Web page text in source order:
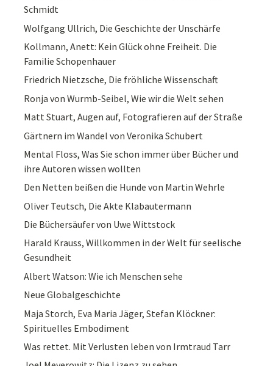
Schmidt
Wolfgang Ullrich, Die Geschichte der Unschärfe
Kollmann, Anett: Kein Glück ohne Freiheit. Die
Familie Schopenhauer
Friedrich Nietzsche, Die fröhliche Wissenschaft
Ronja von Wurmb-Seibel, Wie wir die Welt sehen
Matt Stuart, Augen auf, Fotografieren auf der Straße
Gärtnern im Wandel von Veronika Schubert
Mental Floss, Was Sie schon immer über Bücher und
ihre Autoren wissen wollten
Den Netten beißen die Hunde von Martin Wehrle
Oliver Teutsch, Die Akte Klabautermann
Die Büchersäufer von Uwe Wittstock
Harald Krauss, Willkommen in der Welt für seelische
Gesundheit
Albert Watson: Wie ich Menschen sehe
Neue Globalgeschichte
Maja Storch, Eva Maria Jäger, Stefan Klöckner:
Spirituelles Embodiment
Was rettet. Mit Verlusten leben von Irmtraud Tarr